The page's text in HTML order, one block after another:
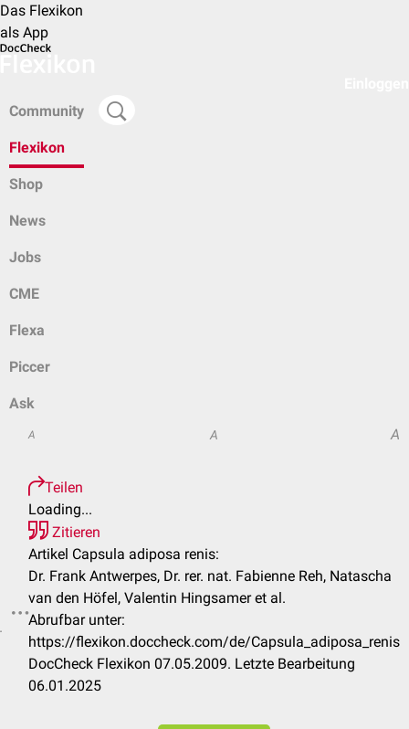
Das Flexikon
als App
Community
Flexikon
Shop
News
Jobs
CME
Flexa
Piccer
Ask
A A A
Teilen
Loading...
Zitieren
Artikel Capsula adiposa renis:
Dr. Frank Antwerpes, Dr. rer. nat. Fabienne Reh, Natascha
van den Höfel, Valentin Hingsamer et al.
Abrufbar unter:
https://flexikon.doccheck.com/de/Capsula_adiposa_renis
DocCheck Flexikon 07.05.2009. Letzte Bearbeitung
06.01.2025